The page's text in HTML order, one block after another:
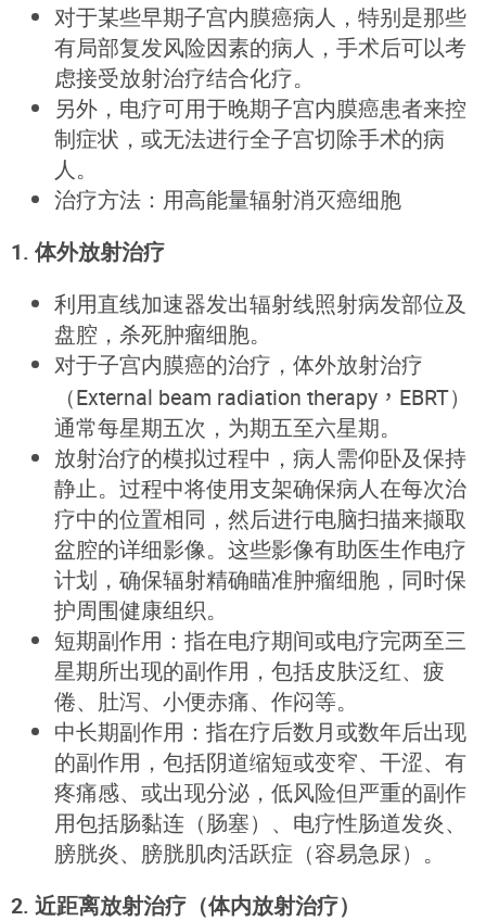
对于某些早期子宫内膜癌病人，特别是那些
有局部复发风险因素的病人，手术后可以考
虑接受放射治疗结合化疗。
另外，电疗可用于晚期子宫内膜癌患者来控
制症状，或无法进行全子宫切除手术的病
人。
治疗方法：用高能量辐射消灭癌细胞
1. 体外放射治疗
利用直线加速器发出辐射线照射病发部位及
盘腔，杀死肿瘤细胞。
对于子宫内膜癌的治疗，体外放射治疗
（External beam radiation therapy ， EBRT）
通常每星期五次，为期五至六星期。
放射治疗的模拟过程中，病人需仰卧及保持
静止。过程中将使用支架确保病人在每次治
疗中的位置相同，然后进行电脑扫描来撷取
盆腔的详细影像。这些影像有助医生作电疗
计划，确保辐射精确瞄准肿瘤细胞，同时保
护周围健康组织。
短期副作用：指在电疗期间或电疗完两至三
星期所出现的副作用，包括皮肤泛红、疲
倦、肚泻、小便赤痛、作闷等。
中长期副作用：指在疗后数月或数年后出现
的副作用，包括阴道缩短或变窄、干涩、有
疼痛感、或出现分泌，低风险但严重的副作
用包括肠黏连（肠塞）、电疗性肠道发炎、
膀胱炎、膀胱肌肉活跃症（容易急尿）。
2. 近距离放射治疗（体内放射治疗）